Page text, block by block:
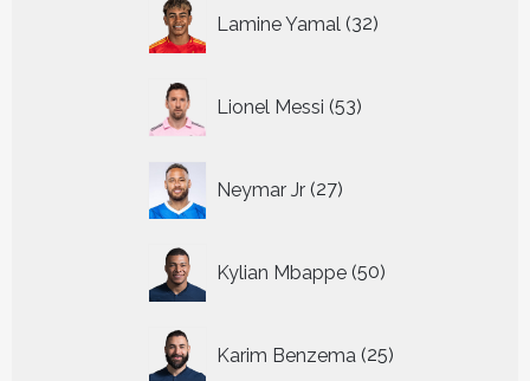
Lamine Yamal 32
producten
Lionel Messi 53
producten
Neymar Jr 27
producten
Kylian Mbappe 50
producten
Karim Benzema 25
producten